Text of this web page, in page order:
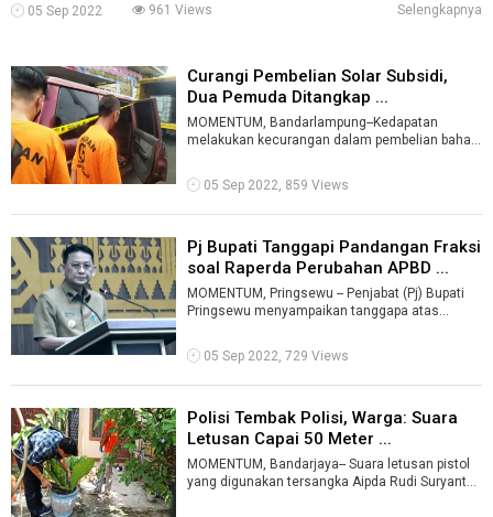
05 Sep 2022 961 Views Selengkapnya
Curangi Pembelian Solar Subsidi,
Dua Pemuda Ditangkap ...
MOMENTUM, Bandarlampung--Kedapatan
melakukan kecurangan dalam pembelian bahan
...
05 Sep 2022, 859 Views
Pj Bupati Tanggapi Pandangan Fraksi
soal Raperda Perubahan APBD ...
MOMENTUM, Pringsewu -- Penjabat (Pj) Bupati
Pringsewu menyampaikan tanggapa atas
...
05 Sep 2022, 729 Views
Polisi Tembak Polisi, Warga: Suara
Letusan Capai 50 Meter ...
MOMENTUM, Bandarjaya-- Suara letusan pistol
yang digunakan tersangka Aipda Rudi Suryanto